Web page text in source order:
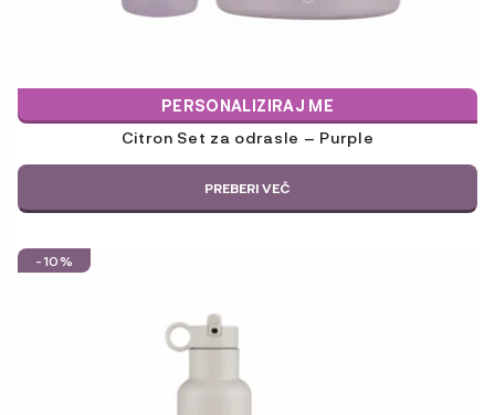
PERSONALIZIRAJ ME
Citron Set za odrasle – Purple
PREBERI VEČ
-10%